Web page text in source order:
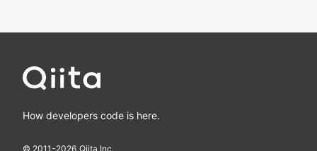
How developers code is here.
© 2011-2026 Qiita Inc.